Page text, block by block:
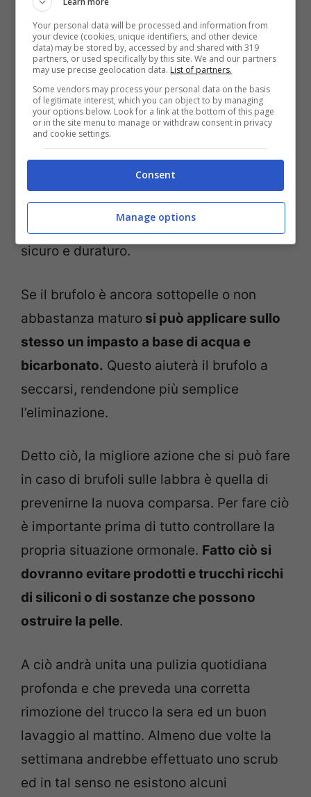
brufoli stessi. Per questo motivo, prima di
agire è sempre molto importante
detergere per bene la zona e ripulire il viso
per bene subito dopo.
In commercio ci sono anche delle lozioni
studiate appositamente per combattere i
brufoli e che possono essere richieste in
farmacia. In questo modo si potrà agire da
fronti diversi ottenendo un risultato più
sicuro e duraturo.
Se il brufolo è ancora sottopelle o non
abbastanza maturo si può applicare sullo
stesso un impasto a base di acqua e
bicarbonato. Questo aiuterà il brufolo a
seccarsi, rendendone più semplice
l’eliminazione.
Detto ciò, la migliore azione che si può fare
in caso di brufoli sulle labbra è quella di
prevenirne la nuova comparsa. Per fare ciò
è importante prima di tutto controllare la
propria situazione ormonale. Fatto ciò si
dovranno evitare prodotti e trucchi ricchi
di siliconi o di sostanze che possono
ostruire la pelle.
A ciò andrà unita una pulizia quotidiana
profonda e che preveda una corretta
rimozione del trucco la sera ed un buon
lavaggio al mattino. Almeno due volte la
settimana andrebbe effettuato uno scrub
ed in tal senso ne esistono alcuni
Your personal data will be processed and information from
your device (cookies, unique identifiers, and other device
data) may be stored by, accessed by and shared with 319
partners, or used specifically by this site. We and our partners
may use precise geolocation data. List of partners.
Some vendors may process your personal data on the basis
of legitimate interest, which you can object to by managing
your options below. Look for a link at the bottom of this page
or in the site menu to manage or withdraw consent in privacy
and cookie settings.
Consent
Manage options